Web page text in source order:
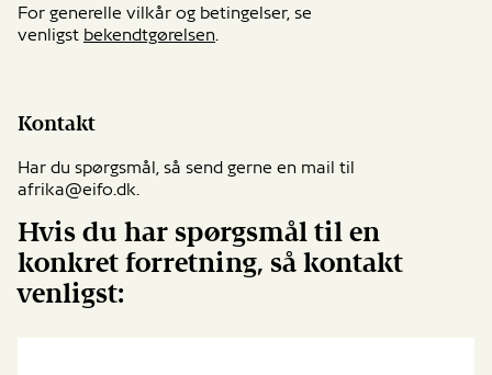
For generelle vilkår og betingelser, se
venligst bekendtgørelsen.
Kontakt
Har du spørgsmål, så send gerne en mail til
afrika@eifo.dk.
Hvis du har spørgsmål til en
konkret forretning, så kontakt
venligst: